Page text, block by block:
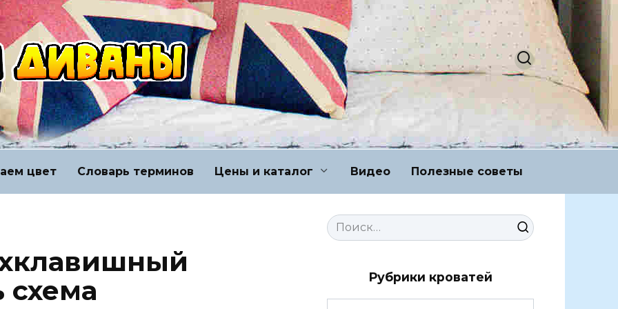
цвет Словарь терминов Цены и каталог Видео Полезные советы
схема
Search
for:
Рубрики кроватей